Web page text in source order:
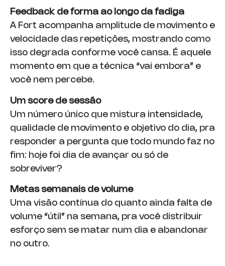
Feedback de forma ao longo da fadiga
A Fort acompanha amplitude de movimento e
velocidade das repetições, mostrando como
isso degrada conforme você cansa. É aquele
momento em que a técnica “vai embora” e
você nem percebe.
Um score de sessão
Um número único que mistura intensidade,
qualidade de movimento e objetivo do dia, pra
responder a pergunta que todo mundo faz no
fim: hoje foi dia de avançar ou só de
sobreviver?
Metas semanais de volume
Uma visão contínua do quanto ainda falta de
volume “útil” na semana, pra você distribuir
esforço sem se matar num dia e abandonar
no outro.